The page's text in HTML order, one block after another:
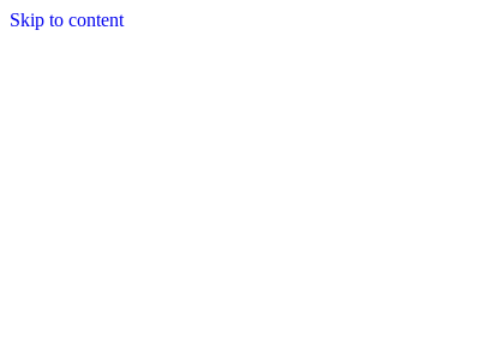
Skip to content